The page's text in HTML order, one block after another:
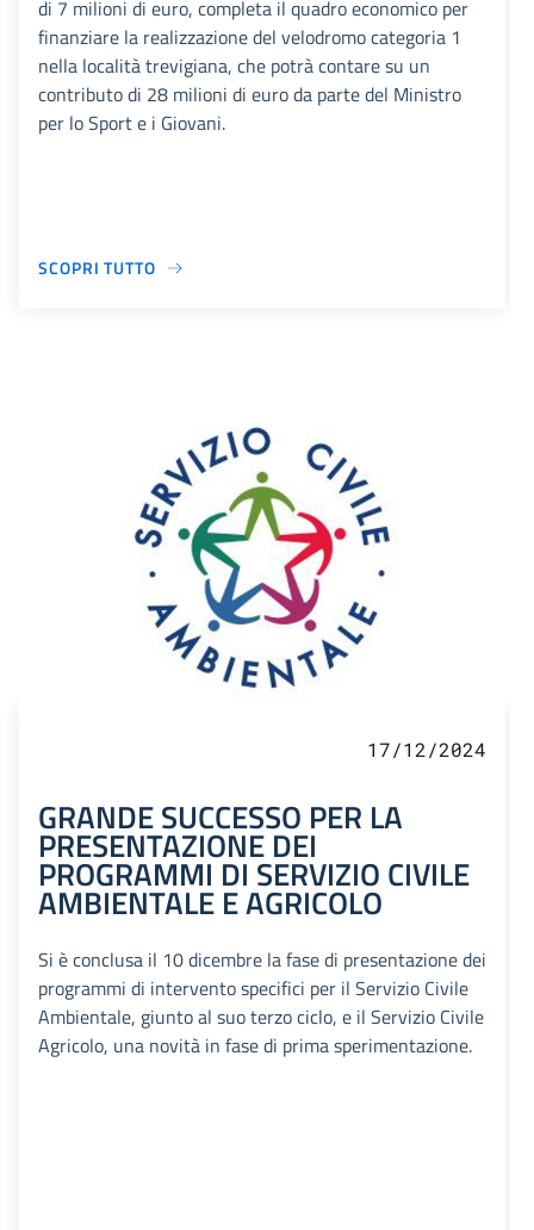
di 7 milioni di euro, completa il quadro economico per
finanziare la realizzazione del velodromo categoria 1
nella località trevigiana, che potrà contare su un
contributo di 28 milioni di euro da parte del Ministro
per lo Sport e i Giovani.
SCOPRI TUTTO
17/12/2024
GRANDE SUCCESSO PER LA
PRESENTAZIONE DEI
PROGRAMMI DI SERVIZIO CIVILE
AMBIENTALE E AGRICOLO
Si è conclusa il 10 dicembre la fase di presentazione dei
programmi di intervento specifici per il Servizio Civile
Ambientale, giunto al suo terzo ciclo, e il Servizio Civile
Agricolo, una novità in fase di prima sperimentazione.